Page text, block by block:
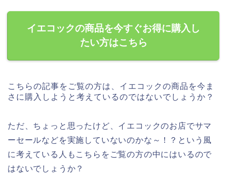
イエコックの商品を今すぐお得に購入し
たい方はこちら
こちらの記事をご覧の方は、イエコックの商品を今ま
さに購入しようと考えているのではないでしょうか？
ただ、ちょっと思ったけど、イエコックのお店でサマ
ーセールなどを実施していないのかな～！？という風
に考えている人もこちらをご覧の方の中にはいるので
はないでしょうか？